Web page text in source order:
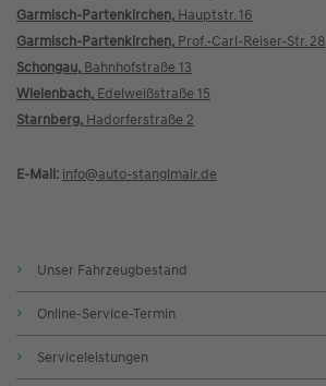
Garmisch-Partenkirchen, Hauptstr. 16
Garmisch-Partenkirchen, Prof.-Carl-Reiser-Str. 28
Schongau, Bahnhofstraße 13
Wielenbach, Edelweißstraße 15
Starnberg, Hadorferstraße 2
E-Mail: info@auto-stanglmair.de
Unser Fahrzeugbestand
Online-Service-Termin
Serviceleistungen